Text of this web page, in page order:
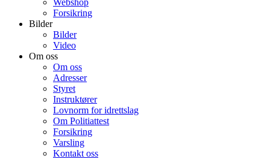
Forsikring
Bilder
Bilder
Video
Om oss
Om oss
Adresser
Styret
Instruktører
Lovnorm for idrettslag
Om Politiattest
Forsikring
Varsling
Kontakt oss